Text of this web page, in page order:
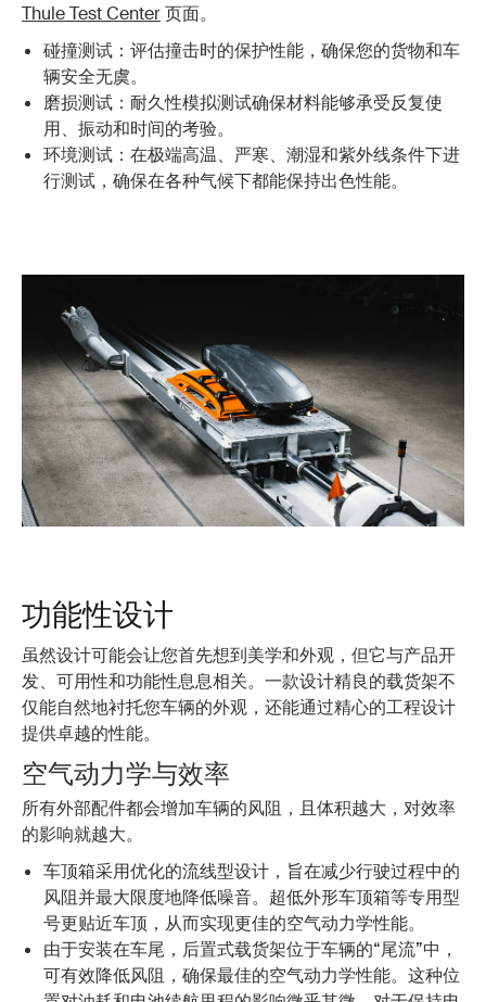
Thule Test Center页面。
碰撞测试：评估撞击时的保护性能，确保您的货物和车
辆安全无虞。
磨损测试：耐久性模拟测试确保材料能够承受反复使
用、振动和时间的考验。
环境测试：在极端高温、严寒、潮湿和紫外线条件下进
行测试，确保在各种气候下都能保持出色性能。
功能性设计
虽然设计可能会让您首先想到美学和外观，但它与产品开
发、可用性和功能性息息相关。一款设计精良的载货架不
仅能自然地衬托您车辆的外观，还能通过精心的工程设计
提供卓越的性能。
空气动力学与效率
所有外部配件都会增加车辆的风阻，且体积越大，对效率
的影响就越大。
车顶箱采用优化的流线型设计，旨在减少行驶过程中的
风阻并最大限度地降低噪音。超低外形车顶箱等专用型
号更贴近车顶，从而实现更佳的空气动力学性能。
由于安装在车尾，后置式载货架位于车辆的“尾流”中，
可有效降低风阻，确保最佳的空气动力学性能。这种位